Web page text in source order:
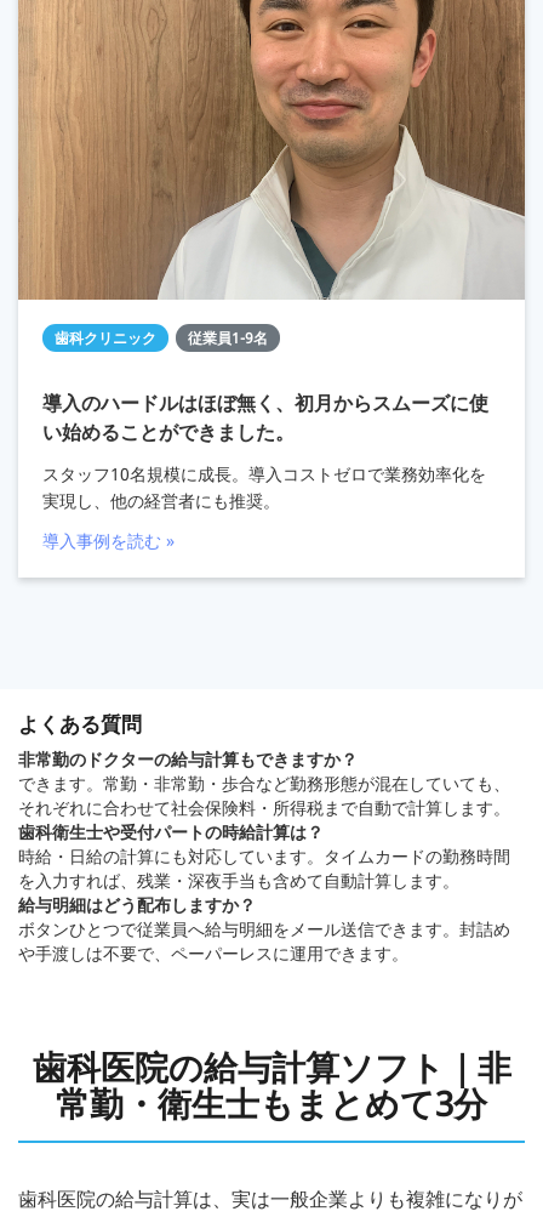
歯科クリニック 従業員1-9名
導入のハードルはほぼ無く、初月からスムーズに使
い始めることができました。
スタッフ10名規模に成長。導入コストゼロで業務効率化を
実現し、他の経営者にも推奨。
導入事例を読む »
よくある質問
非常勤のドクターの給与計算もできますか？
できます。常勤・非常勤・歩合など勤務形態が混在していても、
それぞれに合わせて社会保険料・所得税まで自動で計算します。
歯科衛生士や受付パートの時給計算は？
時給・日給の計算にも対応しています。タイムカードの勤務時間
を入力すれば、残業・深夜手当も含めて自動計算します。
給与明細はどう配布しますか？
ボタンひとつで従業員へ給与明細をメール送信できます。封詰め
や手渡しは不要で、ペーパーレスに運用できます。
歯科医院の給与計算ソフト｜非
常勤・衛生士もまとめて3分
歯科医院の給与計算は、実は一般企業よりも複雑になりが